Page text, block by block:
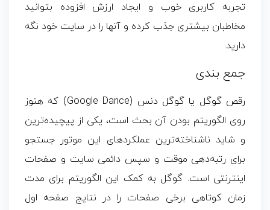
تجربه کاربری خوب و ایجاد ارزش افزوده بتوانید
مخاطبان بیشتری جذب کرده و آنها را در سایت خود نگه
دارید.
جمع بندی
رقص گوگل یا گوگل دنس (Google Dance) که هنوز
روی الگوریتم‌ بودن آن بحث است، یکی از پیچیده‌ترین
و شاید ناشناخته‌ترین عملکردهای این موتور جستجو
برای رتبه‌دهی موقت و سپس دائمی سایت و صفحات
اینترنتی است. گوگل به کمک این الگوریتم برای مدت
زمان کوتاهی برخی صفحات را در نتایج صفحه اول